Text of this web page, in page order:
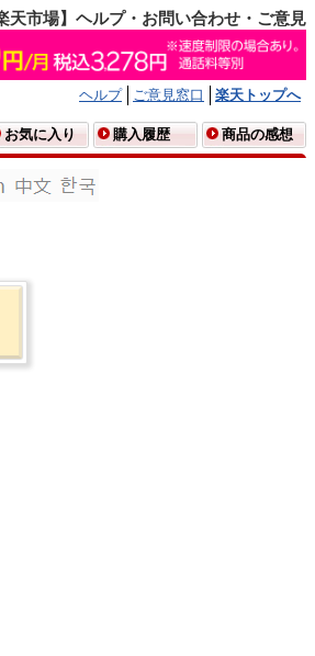
天市場】ヘルプ・お問い合わせ・ご意見
ヘルプ ご意見窓口
楽天トップへ
お気に入り 購入履歴 商品の感想